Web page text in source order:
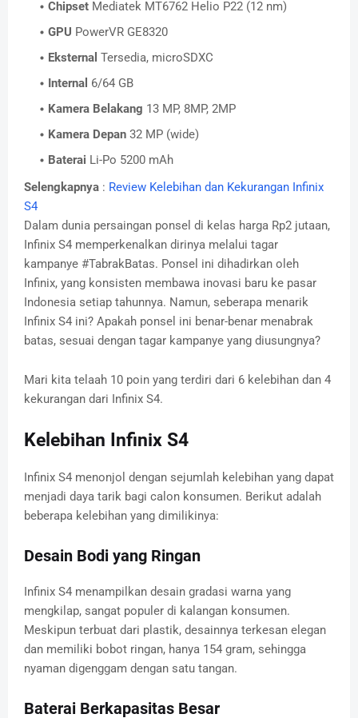
Chipset Mediatek MT6762 Helio P22 (12 nm)
GPU PowerVR GE8320
Eksternal Tersedia, microSDXC
Internal 6/64 GB
Kamera Belakang 13 MP, 8MP, 2MP
Kamera Depan 32 MP (wide)
Baterai Li-Po 5200 mAh
Selengkapnya : Review Kelebihan dan Kekurangan Infinix
S4
Dalam dunia persaingan ponsel di kelas harga Rp2 jutaan,
Infinix S4 memperkenalkan dirinya melalui tagar
kampanye #TabrakBatas. Ponsel ini dihadirkan oleh
Infinix, yang konsisten membawa inovasi baru ke pasar
Indonesia setiap tahunnya. Namun, seberapa menarik
Infinix S4 ini? Apakah ponsel ini benar-benar menabrak
batas, sesuai dengan tagar kampanye yang diusungnya?
Mari kita telaah 10 poin yang terdiri dari 6 kelebihan dan 4
kekurangan dari Infinix S4.
Kelebihan Infinix S4
Infinix S4 menonjol dengan sejumlah kelebihan yang dapat
menjadi daya tarik bagi calon konsumen. Berikut adalah
beberapa kelebihan yang dimilikinya:
Desain Bodi yang Ringan
Infinix S4 menampilkan desain gradasi warna yang
mengkilap, sangat populer di kalangan konsumen.
Meskipun terbuat dari plastik, desainnya terkesan elegan
dan memiliki bobot ringan, hanya 154 gram, sehingga
nyaman digenggam dengan satu tangan.
Baterai Berkapasitas Besar